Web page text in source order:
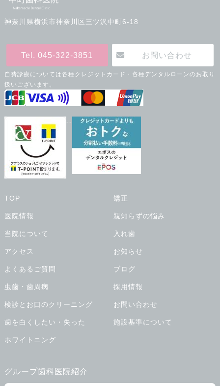
神奈川県横浜市神奈川区三ツ沢中町6-18
Tel. 045-322-3851 お問い合わせ
自費診療については各種クレジットカード・各種デンタルローンのお取り
扱いございます。
--
TOP
医院情報
当院について
アクセス
よくあるご質問
虫歯・歯周病
検診とお口のクリーニング
歯を白くしたい・失った
ホワイトニング
矯正
親知らずの悩み
入れ歯
お知らせ
ブログ
採用情報
お問い合わせ
施設基準について
グループ歯科医院紹介